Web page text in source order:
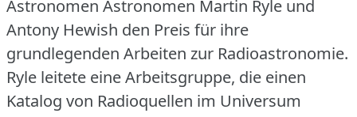
Astronomen Astronomen Martin Ryle und
Antony Hewish den Preis für ihre
grundlegenden Arbeiten zur Radioastronomie.
Ryle leitete eine Arbeitsgruppe, die einen
Katalog von Radioquellen im Universum